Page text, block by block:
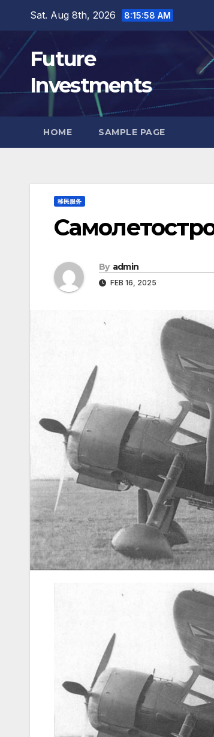
content
Sat. Aug 8th, 2026 8:15:59 AM
Future
Investments
HOME SAMPLE PAGE
移民服务
By admin
FEB 16, 2025